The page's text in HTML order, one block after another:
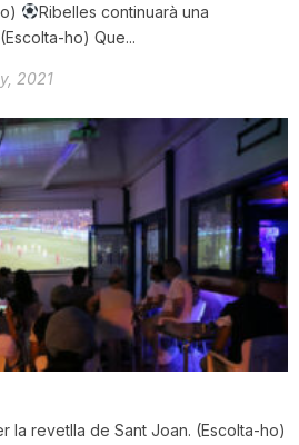
Ribelles continuarà una
ho) Que...
2021
la revetlla de Sant Joan. (Escolta-ho)